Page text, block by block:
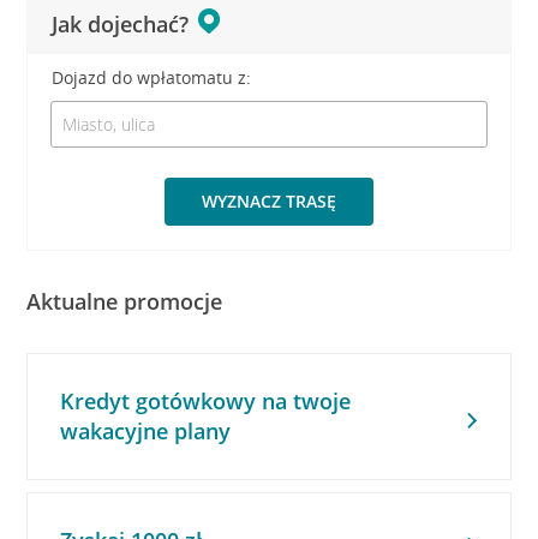
Jak dojechać?
Dojazd do wpłatomatu z:
WYZNACZ TRASĘ
Aktualne promocje
Kredyt gotówkowy na twoje
wakacyjne plany